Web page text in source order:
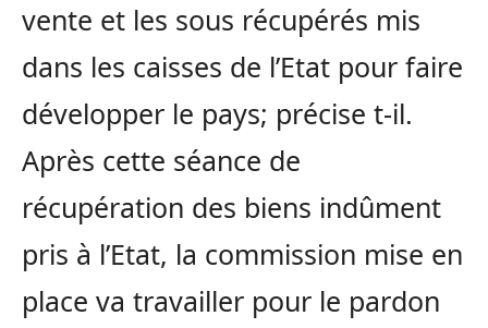
vente et les sous récupérés mis
dans les caisses de l’Etat pour faire
développer le pays; précise t-il.
Après cette séance de
récupération des biens indûment
pris à l’Etat, la commission mise en
place va travailler pour le pardon